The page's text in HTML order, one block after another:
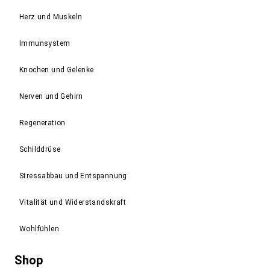
Herz und Muskeln
Immunsystem
Knochen und Gelenke
Nerven und Gehirn
Regeneration
Schilddrüse
Stressabbau und Entspannung
Vitalität und Widerstandskraft
Wohlfühlen
Shop